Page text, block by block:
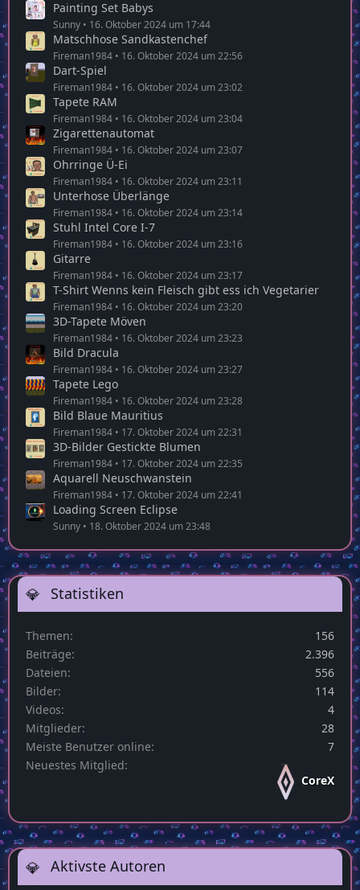
Neue Downloads
Dreamy Lipgloss
Sunny 16. Oktober 2024 um 17:39
Painting Set Babys
Sunny 16. Oktober 2024 um 17:44
Matschhose Sandkastenchef
Fireman1984 16. Oktober 2024 um 22:56
Dart-Spiel
Fireman1984 16. Oktober 2024 um 23:02
Tapete RAM
Fireman1984 16. Oktober 2024 um 23:04
Zigarettenautomat
Fireman1984
Ohrringe Ü-Ei
Fireman1984 16. Oktober 2024 um 23:11
Unterhose Überlänge
Fireman1984 16. Oktober 2024 um 23:14
Stuhl Intel Core I-7
Fireman1984
Gitarre
Fireman1984
T-Shirt Wenns kein Fleisch gibt ess ich Vegetarier
Fireman1984 16. Oktober 2024 um 23:20
3D-Tapete Möven
Fireman1984 16. Oktober 2024 um 23:23
Bild Dracula
Fireman1984 16. Oktober 2024 um 23:27
Tapete Lego
Fireman1984 16. Oktober 2024 um 23:28
Bild Blaue Mauritius
Fireman1984
3D-Bilder Gestickte Blumen
Fireman1984 17. Oktober 2024 um 22:35
Aquarell Neuschwanstein
Fireman1984 17. Oktober 2024 um 22:41
Loading Screen Eclipse
Statistiken
Themen
156
Beiträge
556
Mitglieder
28
Meiste Benutzer online
7
Neuestes Mitglied
CoreX